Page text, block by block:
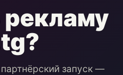
рекламу
запуск —